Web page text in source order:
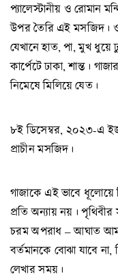
প্যালেস্টানীয় ও রোমান
উপর তৈরি এই মসজিদ।
যেখানে হাত, পা, মুখ
কার্পেটে ঢাকা, শান্ত।
নিমেষে মিলিয়ে যেত।
৮ই ডিসেম্বর, ২০২৩-এ
প্রাচীন মসজিদ।
গাজাকে এই ভাবে ধূলোয়ে
প্রতি অন্যায় নয়।
চরম অপরাধ – আঘাত
বর্তমানকে বোঝা যাবে
লেখার সময়।